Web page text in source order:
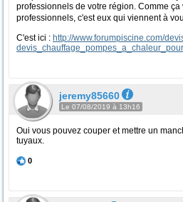
professionnels de votre région. Comme
professionnels, c'est eux qui viennent à
C'est ici : http://www.forumpiscine.com/
jeremy85660
Le 07/08/2019 à 13h16
Oui vous pouvez couper et mettre un
tuyaux.
0